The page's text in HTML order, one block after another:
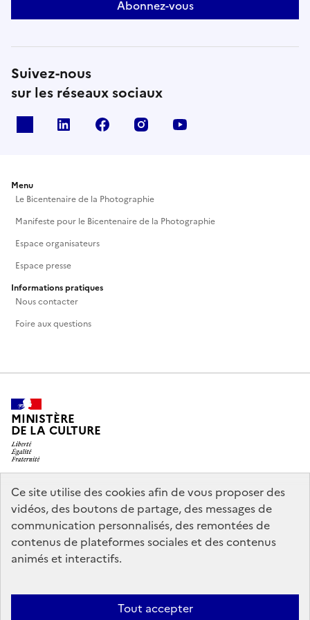
Ce site utilise des cookies afin de vous proposer des
vidéos, des boutons de partage, des messages de
communication personnalisés, des remontées de
contenus de plateformes sociales et des contenus
animés et interactifs.
Tout accepter
bicentenaire, retrouvez toutes les dates sur le site
www.museeniepce.com.
Abonnez-vous
Suivez-nous
sur les réseaux sociaux
Linkedin Facebook Instagram
Menu
Le Bicentenaire de la Photographie
Manifeste pour le Bicentenaire de la Photographie
Espace organisateurs
Espace presse
Informations pratiques
Nous contacter
Foire aux questions
MINISTÈRE
DE LA CULTURE
legifrance.gouv.fr
info.gouv.fr
service-public.gouv.fr
data.gouv.fr
Politique d’utilisation des témoins de connexion (cookies)
Politique